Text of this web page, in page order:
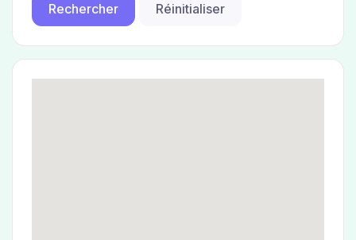
Réinitialiser